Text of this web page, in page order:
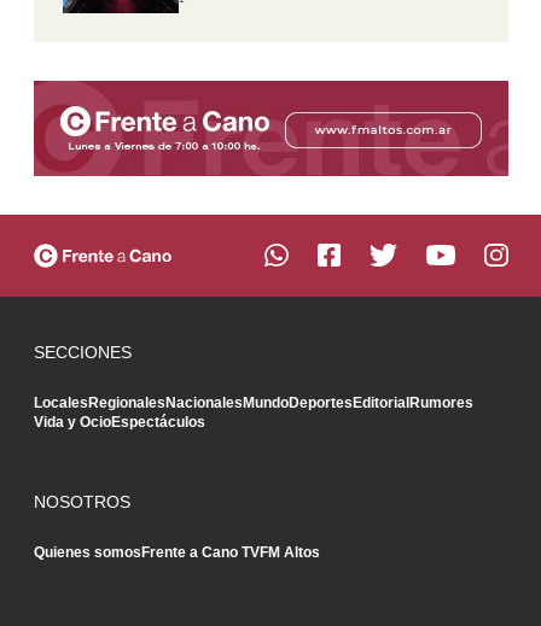
SECCIONES
LocalesRegionalesNacionalesMundoDeportesEditorialRumores
Vida y OcioEspectáculos
NOSOTROS
Quienes somosFrente a Cano TVFM Altos